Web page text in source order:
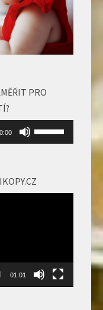
PRO
Použitím
šipek
zvýšíte
nebo
01:01